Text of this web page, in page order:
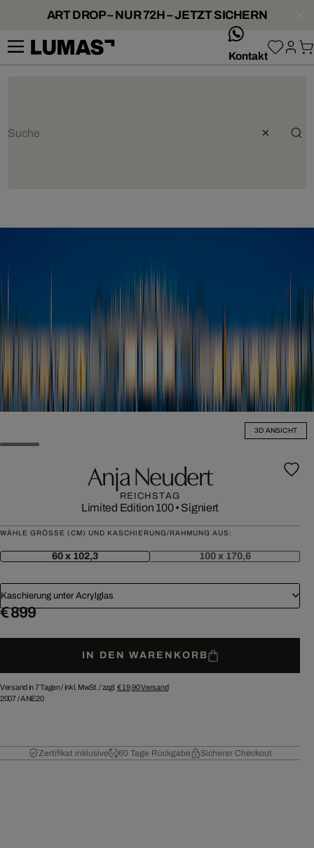
ART DROP – NUR 72H – JETZT SICHERN
Kontakt
3D ANSICHT
Anja Neudert
REICHSTAG
Limited Edition 100• Signiert
WÄHLE GRÖSSE (CM) UND KASCHIERUNG/RAHMUNG AUS:
60 x 102,3 100 x 170,6
Kaschierung unter Acrylglas
€ 899
IN DEN WARENKORB
Versand in 7 Tagen /inkl. MwSt. / zzgl. € 19,90Versand
2007/ANE20
Zertifikat inklusive 60 Tage Rückgabe Sicherer Checkout